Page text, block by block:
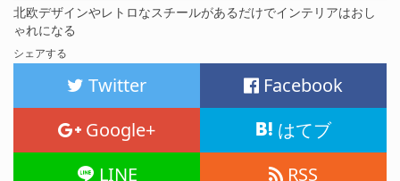
北欧デザインやレトロなスチールがあるだけでインテリアはおし
ゃれになる
シェアする
Twitter
Facebook
Google+
はてブ
LINE
RSS